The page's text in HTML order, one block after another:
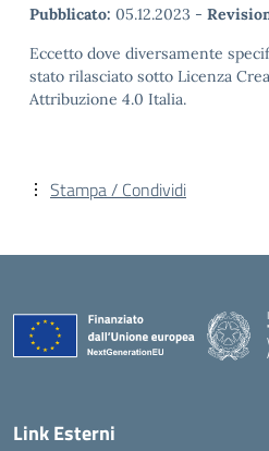
Pubblicato: 05.12.2023 -
Eccetto dove diversamente
stato rilasciato sotto Licenza
Attribuzione 4.0 Italia.
Stampa / Condividi
Link Esterni